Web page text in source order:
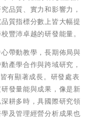
品質、實力和影響力，
質指標分數上皆大幅提
豐沛卓越的研發能量。
帶動教學，長期佈局與
產學合作與跨域研究，
有顯著成長。研發處表
發量能與成果，像是新
耕多時，具國際研究領
及管理經營分析成果也